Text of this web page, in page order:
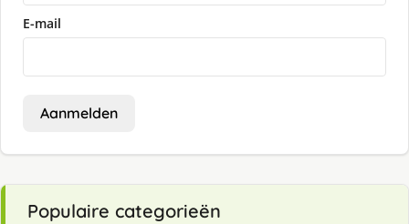
E-mail
Aanmelden
Populaire categorieën